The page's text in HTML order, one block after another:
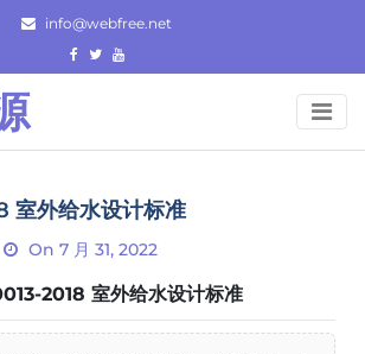
info@webfree.net
室外给水设计标准
On 7 月 31, 2022
2018 室外给水设计标准